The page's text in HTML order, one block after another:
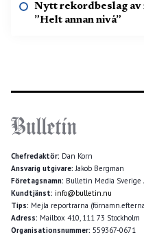
Nytt rekordbeslag
”Helt annan nivå”
Chefredaktör: Dan Korn
Ansvarig utgivare:Jakob Bergman
Företagsnamn: Bulletin Media Sverige
Kundtjänst: info@bulletin.nu
Tips: Mejla reportrarna
Adress: Mailbox 410, 111 73 Stockholm
Organisationsnummer: 559367-0671